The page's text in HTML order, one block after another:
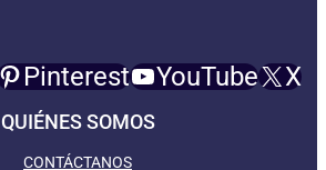
Pinterest YouTube X
QUIÉNES SOMOS
CONTÁCTANOS